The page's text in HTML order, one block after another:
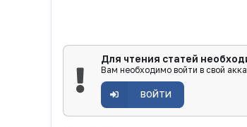
Для чтения статей
Вам необходимо войти в свой
ВОЙТИ